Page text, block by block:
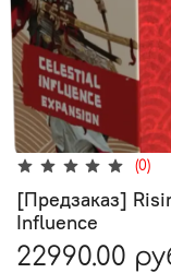
(0)
[Предзаказ]
Influence
22990.00